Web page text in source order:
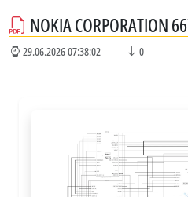
NOKIA CORPORATION
29.06.2026 07:38:02 0